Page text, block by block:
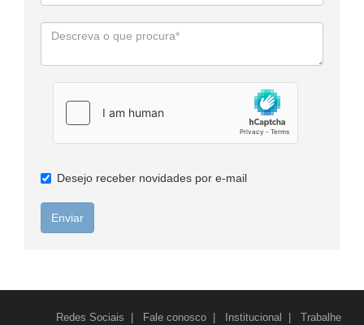
Desejo receber novidades por e-mail
Enviar
Redes Sociais Fale conosco Institucional Trabalhe